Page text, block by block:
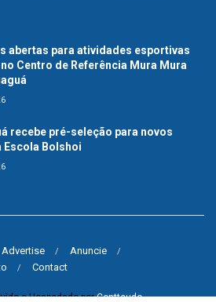
abertas para atividades esportivas
Centro de Referência Mura Mura
recebe pré-seleção para novos
Escola Bolshoi
Advertise
Anuncie
Contact
e Hospedado porContteudo.